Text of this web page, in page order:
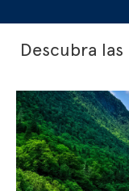
Descubra